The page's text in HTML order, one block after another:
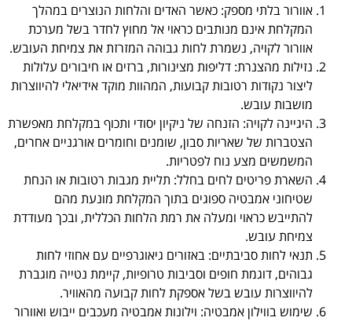
אוורור בלתי מספק: כאשר האדים והלחות הנוצרים במהלך
המקלחת אינם מנותבים כראוי אל מחוץ לחדר בשל מערכת
אוורור לקויה, נשמרת לחות גבוהה המזרזת את צמיחת העובש.
נזילות מהצנרת: דליפות מצינורות, ברזים או חיבורים עלולות
ליצור נקודות רטובות קבועות, המהוות מוקד אידיאלי להיווצרות
מושבות עובש.
היגיינה לקויה: הזנחה של ניקיון יסודי ותכוף במקלחת מאפשרת
הצטברות של שאריות סבון, שומנים וחומרים אורגניים אחרים,
המשמשים מצע נוח לפטריות.
השארת פריטים לחים בחלל: תליית מגבות רטובות או הנחת
שטיחוני אמבטיה ספוגים בתוך המקלחת מונעת מהם
להתייבש כראוי ומעלה את רמת הלחות הכללית, ובכך מעודדת
צמיחת עובש.
תנאי לחות סביבתיים: באזורים גיאוגרפיים עם אחוזי לחות
גבוהים, דוגמת חופים וסביבות טרופיות, קיימת נטייה מוגברת
להיווצרות עובש בשל אספקת לחות קבועה מהאוויר.
שימוש בווילון אמבטיה: וילונות אמבטיה מעכבים ייבוש ואוורור